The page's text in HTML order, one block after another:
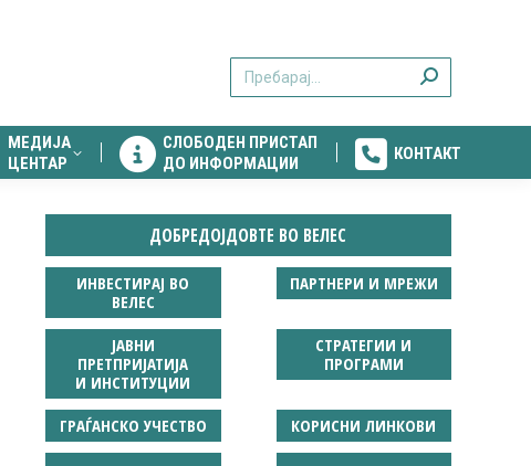
МЕДИЈА
ЦЕНТАР
СЛОБОДЕН ПРИСТАП
ДО ИНФОРМАЦИИ
КОНТАКТ
ДОБРЕДОЈДОВТЕ ВО ВЕЛЕС
ИНВЕСТИРАЈ ВО
ВЕЛЕС
ПАРТНЕРИ И МРЕЖИ
ЈАВНИ
ПРЕТПРИЈАТИЈА
И ИНСТИТУЦИИ
СТРАТЕГИИ И
ПРОГРАМИ
ГРАЃАНСКО УЧЕСТВО КОРИСНИ ЛИНКОВИ